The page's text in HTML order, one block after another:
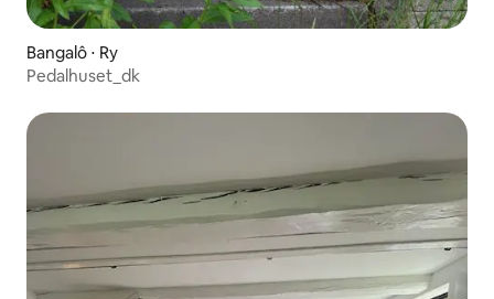
Bangalô ⋅ Ry
Pedalhuset_dk